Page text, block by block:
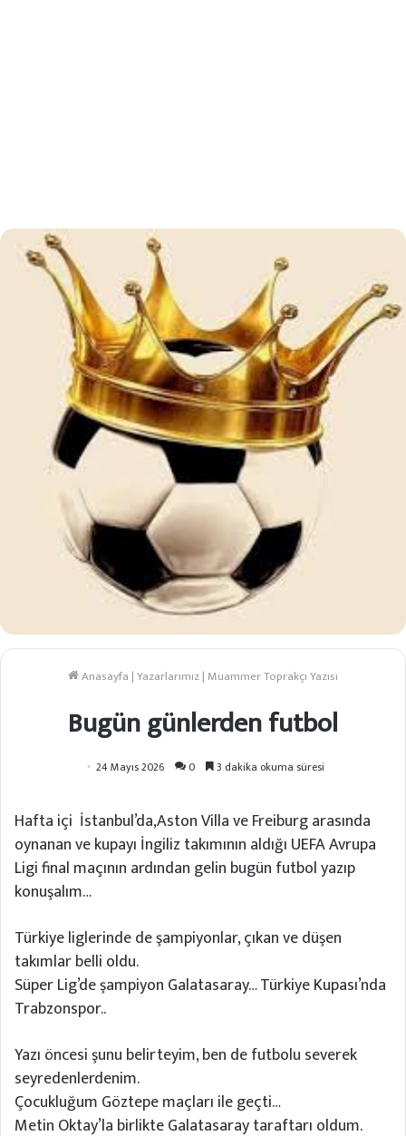
Anasayfa |Yazarlarımız| Muammer Toprakçı Yazısı
Bugün günlerden futbol
24 Mayıs 2026 0 3 dakika okuma süresi
Hafta içi İstanbul’da,Aston Villa ve Freiburg arasında
oynanan ve kupayı İngiliz takımının aldığı UEFA Avrupa
Ligi final maçının ardından gelin bugün futbol yazıp
konuşalım…
Türkiye liglerinde de şampiyonlar, çıkan ve düşen
takımlar belli oldu.
Süper Lig’de şampiyon Galatasaray… Türkiye Kupası’nda
Trabzonspor..
Yazı öncesi şunu belirteyim, ben de futbolu severek
seyredenlerdenim.
Çocukluğum Göztepe maçları ile geçti…
Metin Oktay’la birlikte Galatasaray taraftarı oldum.